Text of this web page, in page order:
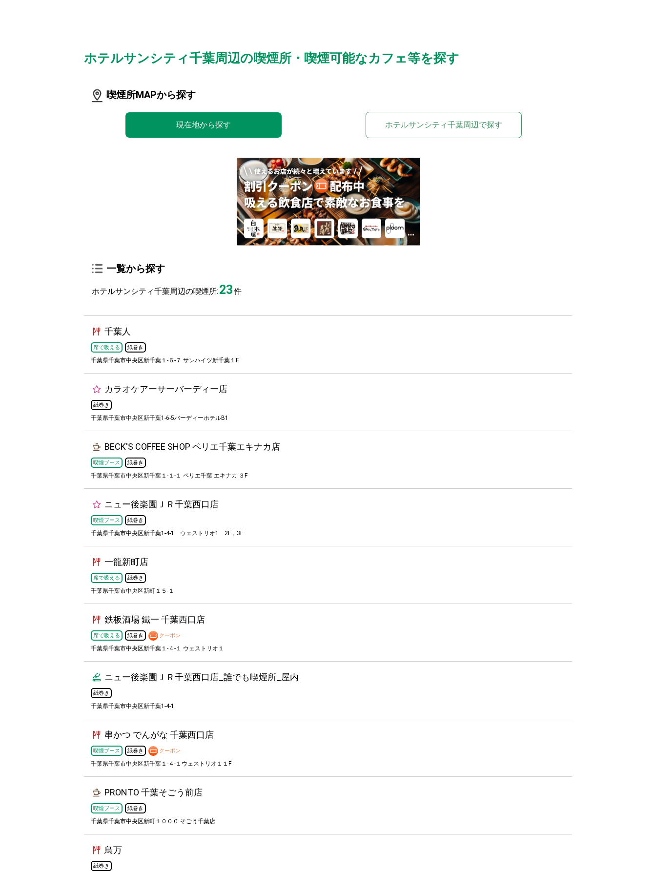
ホテルサンシティ千葉周辺の喫煙所・喫煙可能なカフェ等を探す
喫煙所MAPから探す
現在地から探す ホテルサンシティ千葉周辺で探す
一覧から探す
ホテルサンシティ千葉周辺の喫煙所: 23件
千葉人
席で吸える 紙巻き
千葉県千葉市中央区新千葉１-６-７ サンハイツ新千葉１F
カラオケアーサーバーディー店
紙巻き
千葉県千葉市中央区新千葉1-6-5バーディーホテルB1
BECK'S COFFEE SHOP ペリエ千葉エキナカ店
喫煙ブース 紙巻き
千葉県千葉市中央区新千葉１-１-１ ペリエ千葉 エキナカ ３F
ニュー後楽園ＪＲ千葉西口店
喫煙ブース 紙巻き
千葉県千葉市中央区新千葉1-4-1 ウェストリオ1 2F，3F
一龍新町店
席で吸える 紙巻き
千葉県千葉市中央区新町１５-１
鉄板酒場 鐵一 千葉西口店
席で吸える 紙巻き クーポン
千葉県千葉市中央区新千葉１-４-１ ウェストリオ１
ニュー後楽園ＪＲ千葉西口店_誰でも喫煙所_屋内
紙巻き
千葉県千葉市中央区新千葉1-4-1
串かつ でんがな 千葉西口店
喫煙ブース 紙巻き クーポン
千葉県千葉市中央区新千葉１-４-１ウェストリオ１１F
PRONTO 千葉そごう前店
喫煙ブース 紙巻き
千葉県千葉市中央区新町１０００ そごう千葉店
鳥万
紙巻き